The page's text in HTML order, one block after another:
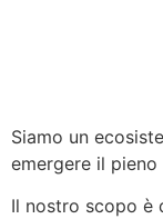
Siamo un
emergere il
Il nostro scopo è